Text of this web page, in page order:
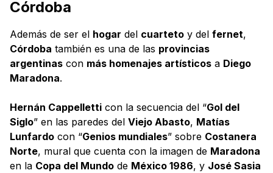
Córdoba
Además de ser el hogar del cuarteto y del fernet,
Córdoba también es una de las provincias
argentinas con más homenajes artísticos a Diego
Maradona.
Hernán Cappelletti con la secuencia del “Gol del
Siglo” en las paredes del Viejo Abasto, Matías
Lunfardo con “Genios mundiales” sobre Costanera
Norte, mural que cuenta con la imagen de Maradona
en la Copa del Mundo de México 1986, y José Sasia